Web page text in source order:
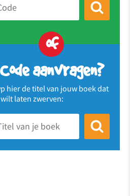
of
Code aanvragen?
hier de titel van jouw boek dat
laten zwerven: